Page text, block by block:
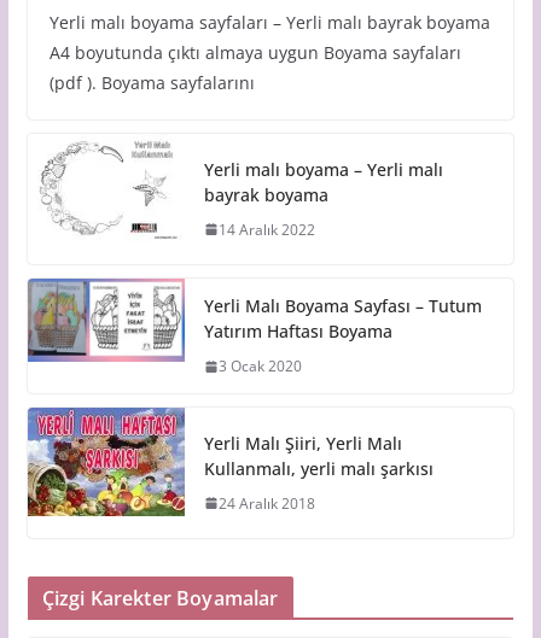
Yerli malı boyama sayfaları – Yerli malı bayrak boyama
A4 boyutunda çıktı almaya uygun Boyama sayfaları
(pdf ). Boyama sayfalarını
Yerli malı boyama – Yerli malı
bayrak boyama
14 Aralık 2022
Yerli Malı Boyama Sayfası – Tutum
Yatırım Haftası Boyama
3 Ocak 2020
Yerli Malı Şiiri, Yerli Malı
Kullanmalı, yerli malı şarkısı
24 Aralık 2018
Çizgi Karekter Boyamalar